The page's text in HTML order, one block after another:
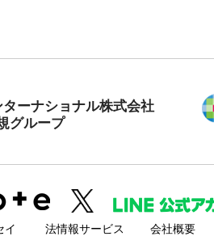
ーナショナル株式会社
グループ
イ 法情報サービス 会社概要